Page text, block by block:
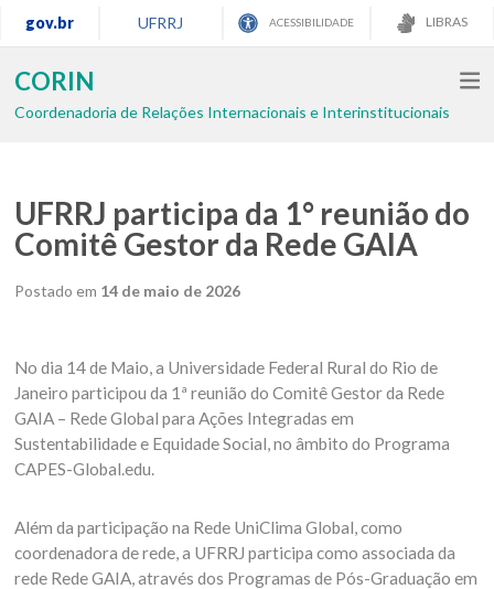
gov.br UFRRJ ACESSIBILIDADE LIBRAS
CORIN
Coordenadoria de Relações Internacionais e Interinstitucionais
UFRRJ participa da 1° reunião do
Comitê Gestor da Rede GAIA
Postado em 14 de maio de 2026
No dia 14 de Maio, a Universidade Federal Rural do Rio de
Janeiro participou da 1ª reunião do Comitê Gestor da Rede
GAIA – Rede Global para Ações Integradas em
Sustentabilidade e Equidade Social, no âmbito do Programa
CAPES-Global.edu.
Além da participação na Rede UniClima Global, como
coordenadora de rede, a UFRRJ participa como associada da
rede Rede GAIA, através dos Programas de Pós-Graduação em